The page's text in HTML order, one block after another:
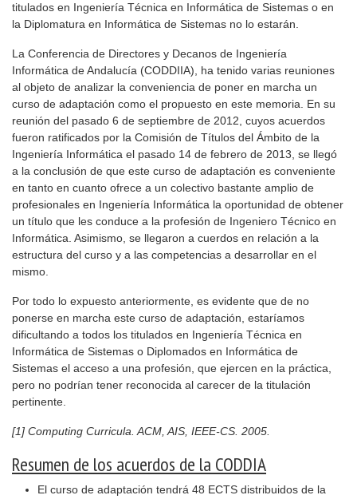
titulados en Ingeniería Técnica en Informática de Sistemas o en
la Diplomatura en Informática de Sistemas no lo estarán.
La Conferencia de Directores y Decanos de Ingeniería
Informática de Andalucía (CODDIIA), ha tenido varias reuniones
al objeto de analizar la conveniencia de poner en marcha un
curso de adaptación como el propuesto en este memoria. En su
reunión del pasado 6 de septiembre de 2012, cuyos acuerdos
fueron ratificados por la Comisión de Títulos del Ámbito de la
Ingeniería Informática el pasado 14 de febrero de 2013, se llegó
a la conclusión de que este curso de adaptación es conveniente
en tanto en cuanto ofrece a un colectivo bastante amplio de
profesionales en Ingeniería Informática la oportunidad de obtener
un título que les conduce a la profesión de Ingeniero Técnico en
Informática. Asimismo, se llegaron a cuerdos en relación a la
estructura del curso y a las competencias a desarrollar en el
mismo.
Por todo lo expuesto anteriormente, es evidente que de no
ponerse en marcha este curso de adaptación, estaríamos
dificultando a todos los titulados en Ingeniería Técnica en
Informática de Sistemas o Diplomados en Informática de
Sistemas el acceso a una profesión, que ejercen en la práctica,
pero no podrían tener reconocida al carecer de la titulación
pertinente.
[1] Computing Curricula. ACM, AIS, IEEE-CS. 2005.
Resumen de los acuerdos de la CODDIA
El curso de adaptación tendrá 48 ECTS distribuidos de la